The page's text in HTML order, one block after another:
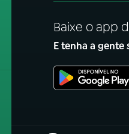
Baixe o app
E tenha a